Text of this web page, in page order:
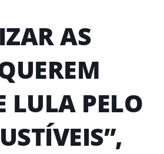
AS
LULA PELO